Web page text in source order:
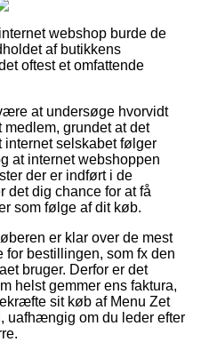
webshop burde de
af butikkens
oftest et omfattende
at undersøge hvorvidt
grundet at det
internet selskabet følger
at internet webshoppen
der er indført i de
dig chance for at få
som følge af dit køb.
er klar over de mest
bestillingen, som fx den
bruger. Derfor er det
helst gemmer ens faktura,
sit køb af Menu Zet
uafhængig om du leder efter